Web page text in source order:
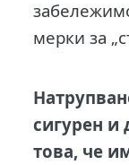
мерки за
сигурен и
това, че